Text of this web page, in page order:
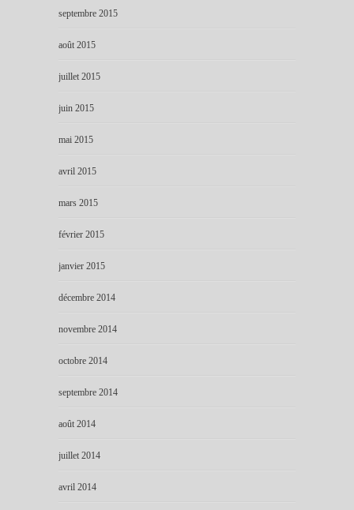
septembre 2015
août 2015
juillet 2015
juin 2015
mai 2015
avril 2015
mars 2015
février 2015
janvier 2015
décembre 2014
novembre 2014
octobre 2014
septembre 2014
août 2014
juillet 2014
avril 2014